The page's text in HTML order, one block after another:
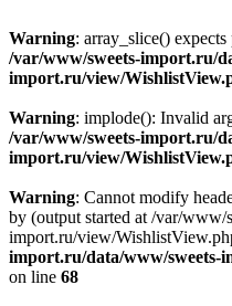
Warning: array_slice()
/var/www/sweets-import.ru/
import.ru/view/
Warning: implode(): Invalid
/var/www/sweets-import.ru/
import.ru/view/
Warning: Cannot modify
by (output started at /var/
import.ru/view/
import.ru/data/www/sweets-
on line 68